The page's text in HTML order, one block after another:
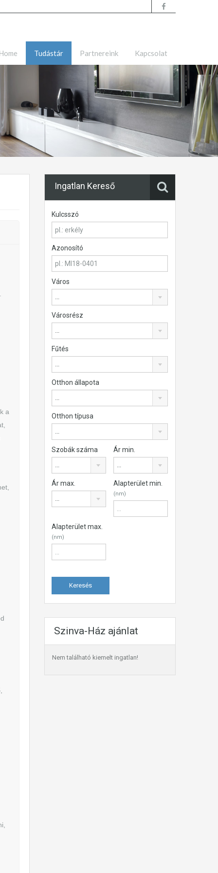
Home Tudástár Partnereink Kapcsolat
a
Ingatlan Kereső
Kulcsszó
Azonosító
Város
...
Városrész
...
Fűtés
...
Otthon állapota
...
Otthon típusa
...
Szobák száma
...
Ár min.
...
Ár max.
...
Alapterület min.
(nm)
Alapterület max.
(nm)
Szinva-Ház ajánlat
Nem található kiemelt ingatlan!